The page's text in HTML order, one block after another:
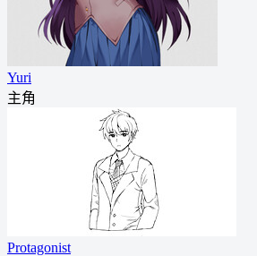
Yuri
主角
Protagonist